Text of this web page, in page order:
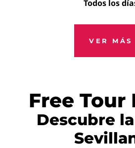
Todos los
VER MÁS
Free Tour
Descubre